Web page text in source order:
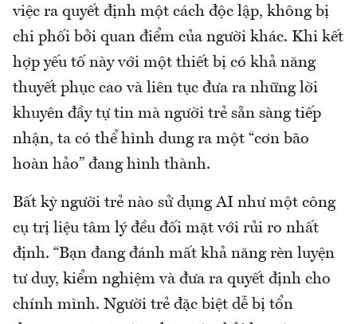
việc ra quyết định một cách độc lập, không bị
chi phối bởi quan điểm của người khác. Khi kết
hợp yếu tố này với một thiết bị có khả năng
thuyết phục cao và liên tục đưa ra những lời
khuyên đầy tự tin mà người trẻ sẵn sàng tiếp
nhận, ta có thể hình dung ra một “cơn bão
hoàn hảo” đang hình thành.
Bất kỳ người trẻ nào sử dụng AI như một công
cụ trị liệu tâm lý đều đối mặt với rủi ro nhất
định. “Bạn đang đánh mất khả năng rèn luyện
tư duy, kiểm nghiệm và đưa ra quyết định cho
chính mình. Người trẻ đặc biệt dễ bị tổn